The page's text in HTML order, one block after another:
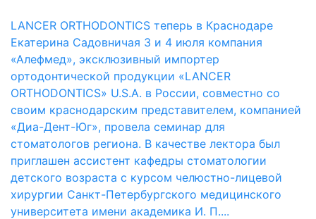
LANCER ORTHODONTICS теперь в Краснодаре
Екатерина Садовничая 3 и 4 июля компания
«Алефмед», эксклюзивный импортер
ортодонтической продукции «LANCER
ORTHODONTICS» U.S.A. в России, совместно со
своим краснодарским представителем, компанией
«Диа-Дент-Юг», провела семинар для
стоматологов региона. В качестве лектора был
приглашен ассистент кафедры стоматологии
детского возраста с курсом челюстно-лицевой
хирургии Санкт-Петербургского медицинского
университета имени академика И. П....